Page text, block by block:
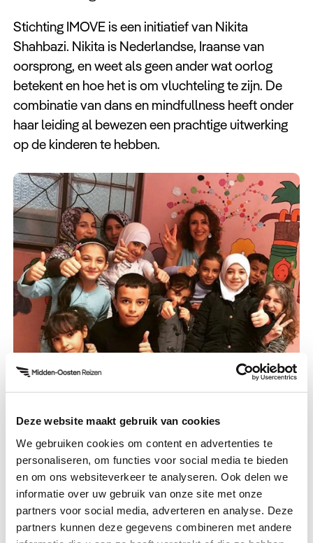
Deze website maakt gebruik van cookies
We gebruiken cookies om content en advertenties te
personaliseren, om functies voor social media te bieden
en om ons websiteverkeer te analyseren. Ook delen we
informatie over uw gebruik van onze site met onze
partners voor social media, adverteren en analyse. Deze
partners kunnen deze gegevens combineren met andere
Stichting IMOVE is een initiatief van Nikita
Shahbazi. Nikita is Nederlandse, Iraanse van
oorsprong, en weet als geen ander wat oorlog
betekent en hoe het is om vluchteling te zijn. De
combinatie van dans en mindfullness heeft onder
haar leiding al bewezen een prachtige uitwerking
op de kinderen te hebben.
Vanaf medio juni steunen wij van
Middenoostenreizen.com stichting IMOVE en
doneren per reiziger een bedrag van twee euro aan
de organisatie.